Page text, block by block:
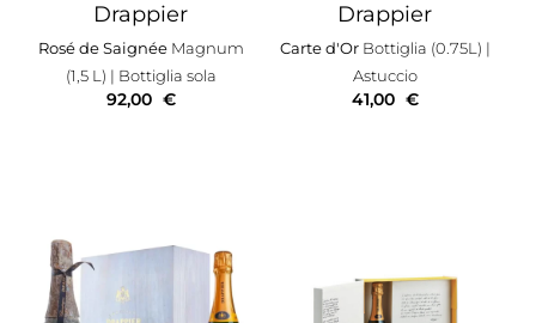
Drappier
Rosé de Saignée Magnum
(1,5 L) | Bottiglia sola
92,00 €
Drappier
Carte d'Or Bottiglia (0.75L) |
Astuccio
41,00 €